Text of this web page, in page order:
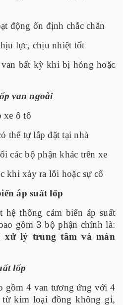
động ổn định chắc chắn
lực, chịu nhiệt tốt
bất kỳ khi bị hỏng hoặc
van ngoài
xe ô tô
thể tự lắp đặt tại nhà
các bộ phận khác trên xe
khi xảy ra lỗi hoặc sự cố
áp suất lốp
hệ thống cảm biến áp suất
gồm 3 bộ phận chính là:
xử lý trung tâm và màn
lốp
gồm 4 van tương ứng với 4
từ kim loại đồng không gỉ,